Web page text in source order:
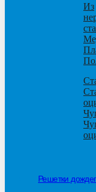
Из
Решетки